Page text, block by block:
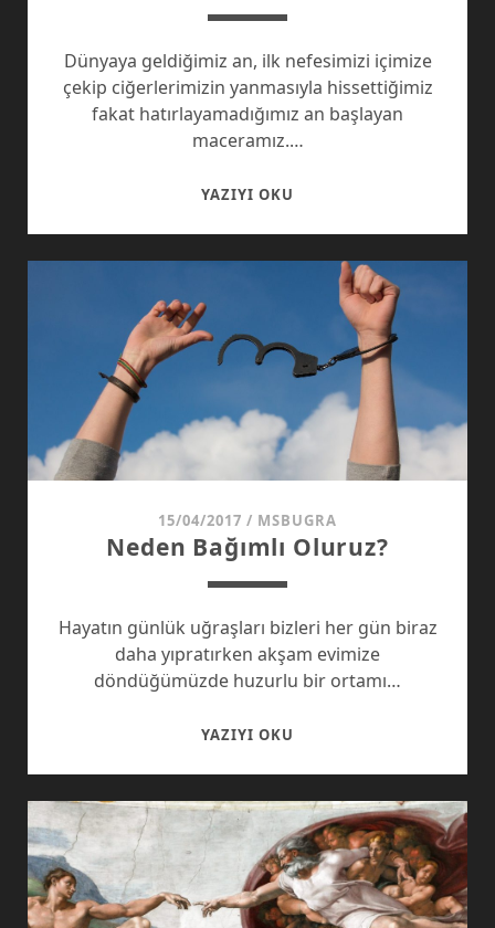
Dünyaya geldiğimiz an, ilk nefesimizi içimize
çekip ciğerlerimizin yanmasıyla hissettiğimiz
fakat hatırlayamadığımız an başlayan
maceramız.…
YAZIYI OKU
15/04/2017 / MSBUGRA
Neden Bağımlı Oluruz?
Hayatın günlük uğraşları bizleri her gün biraz
daha yıpratırken akşam evimize
döndüğümüzde huzurlu bir ortamı…
YAZIYI OKU